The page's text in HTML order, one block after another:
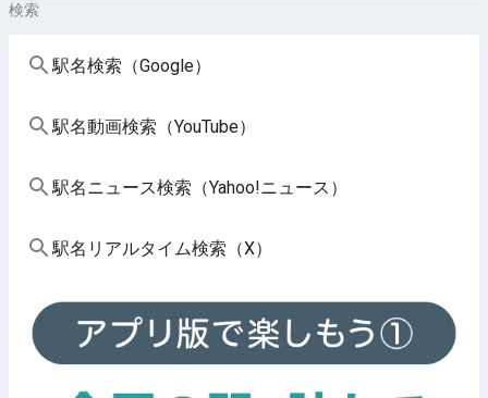
検索
駅名検索（Google）
駅名動画検索（YouTube）
駅名ニュース検索（Yahoo!ニュース）
駅名リアルタイム検索（X）